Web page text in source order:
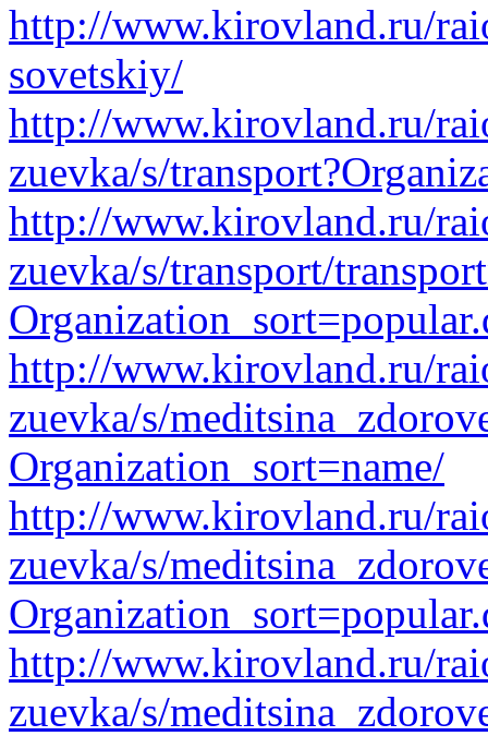
http://www.kirovland.ru/
sovetskiy/
http://www.kirovland.ru/
zuevka/s/
http://www.kirovland.ru/
zuevka/s/transport/
http://www.kirovland.ru/
zuevka/s/
Organization_sort=name/
http://www.kirovland.ru/
zuevka/s/
http://www.kirovland.ru/
zuevka/s/